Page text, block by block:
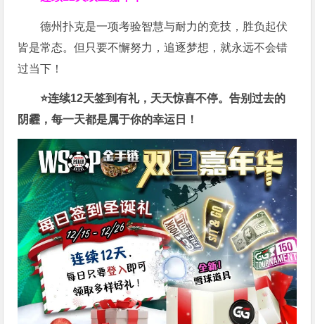
德州扑克是一项考验智慧与耐力的竞技，胜负起伏
皆是常态。但只要不懈努力，追逐梦想，就永远不会错
过当下！
⭐连续12天签到有礼，天天惊喜不停。告别过去的
阴霾，每一天都是属于你的幸运日！